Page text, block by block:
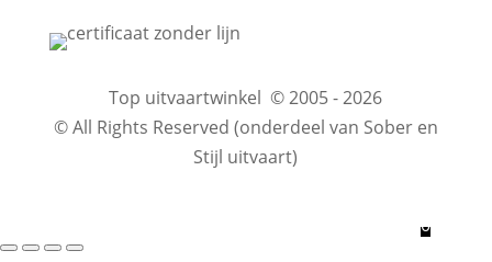
Top uitvaartwinkel © 2005 - 2026
© All Rights Reserved (onderdeel van Sober en
Stijl uitvaart)
0